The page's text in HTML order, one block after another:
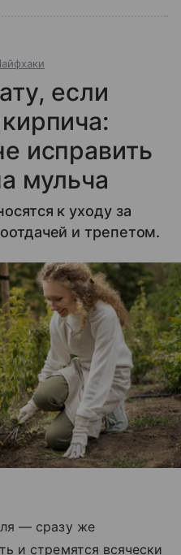
если
исправить
мульча
к уходу за
и трепетом.
— сразу же
и стремятся всячески